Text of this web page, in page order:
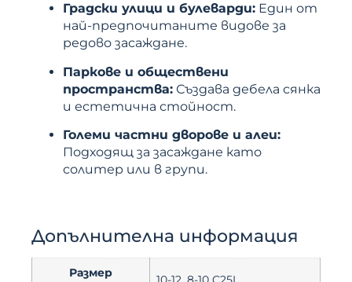
Градски улици и булеварди: Един от
най-предпочитаните видове за
редово засаждане.
Паркове и обществени
пространства: Създава дебела сянка
и естетична стойност.
Големи частни дворове и алеи:
Подходящ за засаждане като
солитер или в групи.
Допълнителна информация
Размер